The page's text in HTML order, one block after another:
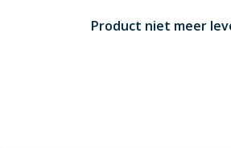
Product niet meer